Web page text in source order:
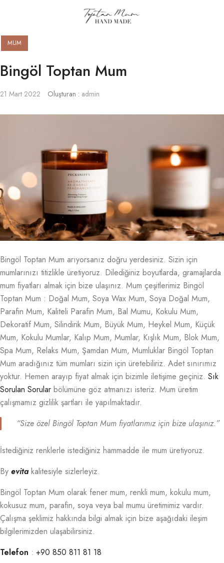
MUM
Bingöl Toptan Mum
21 Mart 2022 Oluşturan : admin
Bingöl Toptan Mum arıyorsanız doğru yerdesiniz. Sizin için
mumlarınızı titizlikle üretiyoruz. Dilediğiniz boyutlarda, gramajlarda
mum fiyatları almak için bize ulaşınız. Mum çeşitlerimiz Bingöl
Toptan Mum : Doğal Mum, Soya Wax Mum, Soya Doğal Mum,
Parafin Mum, Kaliteli Parafin Mum, Bal Mumu, Kokulu Mum,
Dekoratif Mum, Silindirik Mum, Büyük Mum, Heykel Mum, Küçük
Mum, Kokulu Mumlar, Kalıp Mum, Mumlar, Kışlık Mum, Blok Mum,
Spa Mum, Relaks Mum, Şamdan Mum, Mumluklar Bingöl Toptan
Mum aradığınız tüm mumları sizin için üretebiliriz. Adet sınırımız
yoktur. Hemen arayıp fiyat almak için bizimle iletişime geçiniz. Sık
Sorulan Sorular bölümüne göz atmanızı isteriz. Mum üretim
çalışmamız gizlilik şartları ile yapılmaktadır.
“Size özel Bingöl Toptan Mum fiyatlarımız için bize ulaşınız.”
İstediğiniz renklerle istediğiniz hammadde ile mum üretiyoruz.
By evitakalitesiyle sizlerleyiz.
Bingöl Toptan Mum olarak fener mum, renkli mum, kokulu mum,
kokusuz mum, parafin, soya veya bal mumu üretimimiz vardır.
Çalışma şeklimiz hakkında bilgi almak için bize aşağıdaki ileşim
bilgilerimizden ulaşabilirsiniz.
Telefon : +90 850 811 81 18